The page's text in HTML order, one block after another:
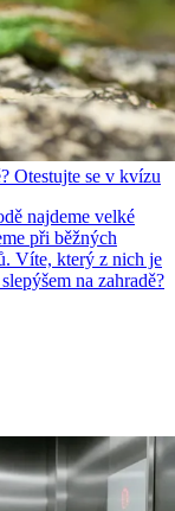
Otestujte se v kvízu
najdeme velké
při běžných
Víte, který z nich je
na zahradě?